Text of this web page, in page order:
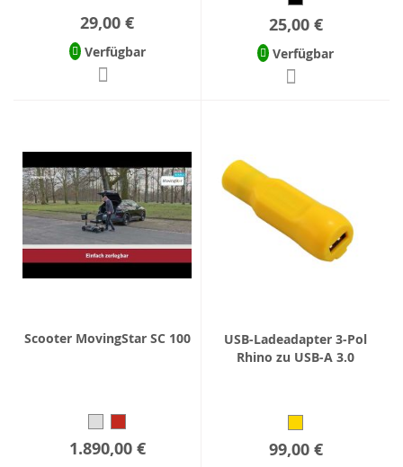
29,00 €
Verfügbar
25,00 €
Verfügbar
Scooter MovingStar SC 100
1.890,00 €
USB-Ladeadapter 3-Pol
Rhino zu USB-A 3.0
99,00 €